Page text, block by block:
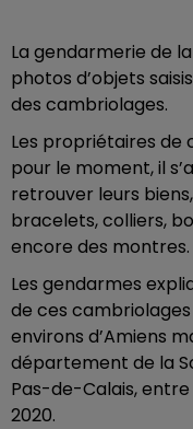
La gendarmerie de
photos d’objets
des cambriolages.
Les propriétaires de
pour le moment, il
retrouver leurs
bracelets, colliers,
encore des montres.
Les gendarmes
de ces
environs d’Amiens
département de la
Pas-de-Calais,
2020.